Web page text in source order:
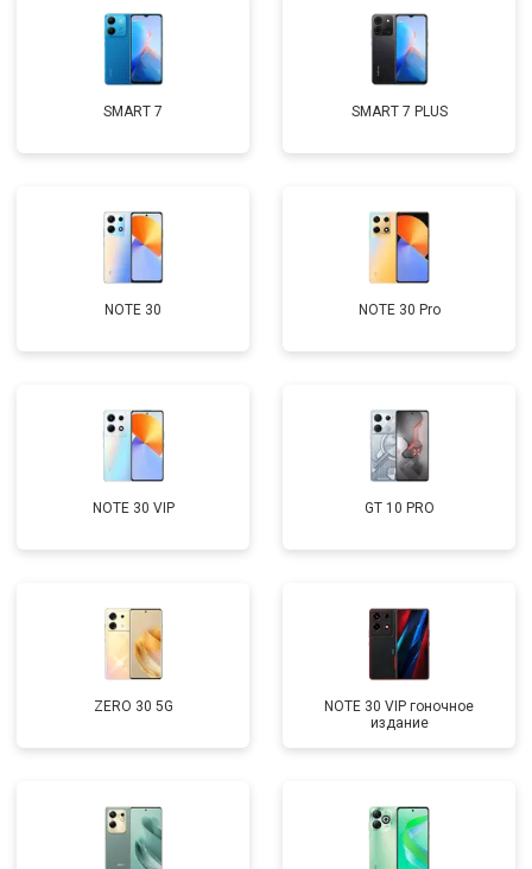
SMART 7 SMART 7 PLUS
NOTE 30 NOTE 30 Pro
NOTE 30 VIP GT 10 PRO
ZERO 30 5G
NOTE 30 VIP гоночное
издание